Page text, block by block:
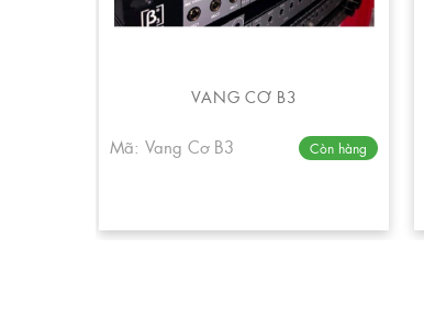
VANG CƠ B3
Mã: Vang Cơ B3 Còn hàng